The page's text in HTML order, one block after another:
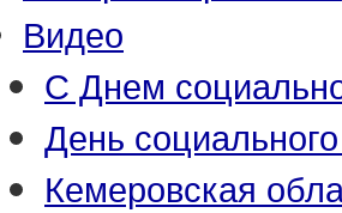
Видео
С Днем
День
Кемеровская